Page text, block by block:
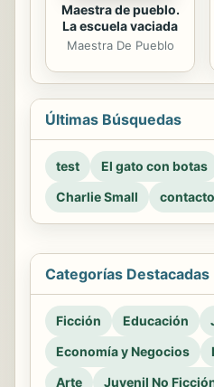
Maestra de pueblo.
La escuela vaciada
Maestra De Pueblo
Últimas Búsquedas
test El gato con botas
Charlie Small
contacto
Categorías Destacadas
Ficción Educación
Economía y Negocios
Arte
Juvenil No